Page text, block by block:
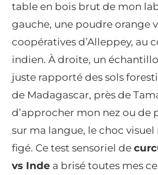
table en bois brut de mon
gauche, une poudre orange
coopératives d’Alleppey, au
indien. À droite, un
juste rapporté des sols
de Madagascar, près de
d’approcher mon nez ou de
sur ma langue, le choc
figé. Ce test sensoriel de
vs Inde a brisé toutes mes